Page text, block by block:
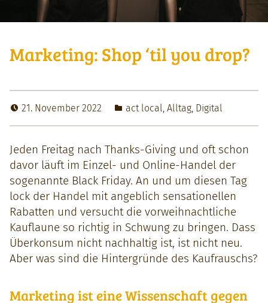
Marketing: Shop ‘til you drop?
21. November 2022 act local, Alltag, Digital
Jeden Fre­itag nach Thanks-Giv­ing und oft schon
davor läuft im Einzel- und Online-Han­del der
soge­nan­nte Black Fri­day. An und um diesen Tag
lock der Han­del mit ange­blich sen­sa­tionellen
Rabat­ten und ver­sucht die vor­wei­h­nachtliche
Kau­flaune so richtig in Schwung zu brin­gen. Dass
Überkon­sum nicht nach­haltig ist, ist nicht neu.
Aber was sind die Hin­ter­gründe des Kaufrauschs?
Marketing ist eine Wissenschaft gegen